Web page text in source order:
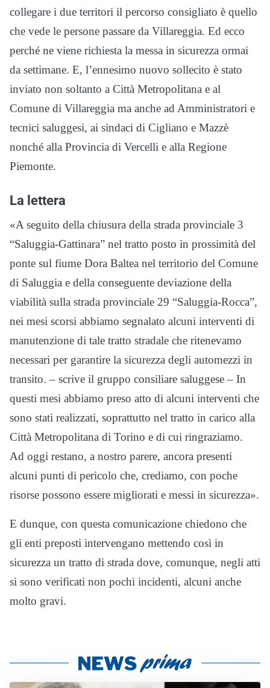
collegare i due territori il percorso consigliato è quello
che vede le persone passare da Villareggia. Ed ecco
perché ne viene richiesta la messa in sicurezza ormai
da settimane. E, l’ennesimo nuovo sollecito è stato
inviato non soltanto a Città Metropolitana e al
Comune di Villareggia ma anche ad Amministratori e
tecnici saluggesi, ai sindaci di Cigliano e Mazzè
nonché alla Provincia di Vercelli e alla Regione
Piemonte.
La lettera
«A seguito della chiusura della strada provinciale 3
“Saluggia-Gattinara” nel tratto posto in prossimità del
ponte sul fiume Dora Baltea nel territorio del Comune
di Saluggia e della conseguente deviazione della
viabilità sulla strada provinciale 29 “Saluggia-Rocca”,
nei mesi scorsi abbiamo segnalato alcuni interventi di
manutenzione di tale tratto stradale che ritenevamo
necessari per garantire la sicurezza degli automezzi in
transito. – scrive il gruppo consiliare saluggese – In
questi mesi abbiamo preso atto di alcuni interventi che
sono stati realizzati, soprattutto nel tratto in carico alla
Città Metropolitana di Torino e di cui ringraziamo.
Ad oggi restano, a nostro parere, ancora presenti
alcuni punti di pericolo che, crediamo, con poche
risorse possono essere migliorati e messi in sicurezza».
E dunque, con questa comunicazione chiedono che
gli enti preposti intervengano mettendo così in
sicurezza un tratto di strada dove, comunque, negli atti
si sono verificati non pochi incidenti, alcuni anche
molto gravi.